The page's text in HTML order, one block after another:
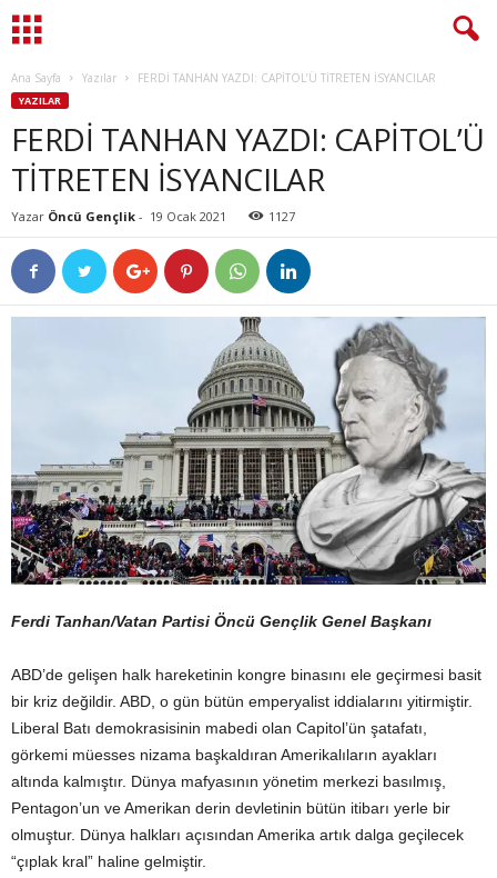
Ana Sayfa Yazılar FERDİ TANHAN YAZDI: CAPİTOL’Ü TİTRETEN İSYANCILAR
YAZILAR
FERDİ TANHAN YAZDI: CAPİTOL’Ü
TİTRETEN İSYANCILAR
Yazar Öncü Gençlik - 19 Ocak 2021 1127
Ferdi Tanhan/Vatan Partisi Öncü Gençlik Genel Başkanı
ABD’de gelişen halk hareketinin kongre binasını ele geçirmesi basit
bir kriz değildir. ABD, o gün bütün emperyalist iddialarını yitirmiştir.
Liberal Batı demokrasisinin mabedi olan Capitol’ün şatafatı,
görkemi müesses nizama başkaldıran Amerikalıların ayakları
altında kalmıştır. Dünya mafyasının yönetim merkezi basılmış,
Pentagon’un ve Amerikan derin devletinin bütün itibarı yerle bir
olmuştur. Dünya halkları açısından Amerika artık dalga geçilecek
“çıplak kral” haline gelmiştir.